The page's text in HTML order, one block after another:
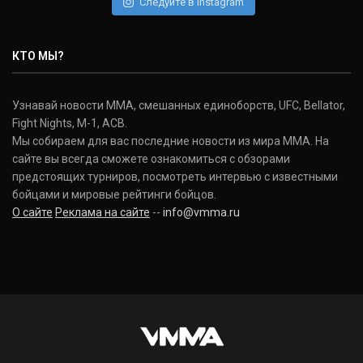
Donald Cerrone
(36-15-0, 1)
Исраэль Адесанья
Israel Adesanya
(19-0-0, 0)
КТО МЫ?
Узнавай новости ММА, смешанных единоборств, UFC, Bellator,
Fight Nights, M-1, ACB.
Мы собираем для вас последние новости из мира ММА. На
сайте вы всегда сможете ознакомиться с обзорами
предстоящих турниров, посмотреть интервью с известными
бойцами и мировые рейтинги бойцов.
О сайте Реклама на сайте -- info@vmma.ru